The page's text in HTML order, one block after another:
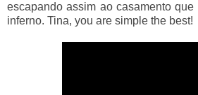
escapando assim ao casamento
inferno. Tina, you are simple the best!